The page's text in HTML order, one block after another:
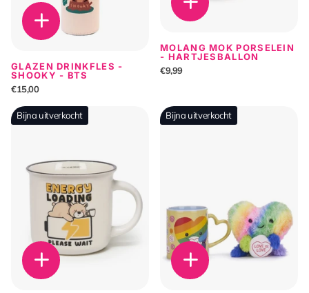
GLAZEN DRINKFLES -
SHOOKY - BTS
€15,00
MOLANG MOK PORSELEIN
- HARTJESBALLON
€9,99
Bijna uitverkocht Bijna uitverkocht